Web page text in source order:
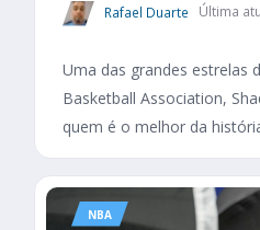
Rafael Duarte Última
Uma das grandes estrelas
Basketball Association,
quem é o melhor da
NBA